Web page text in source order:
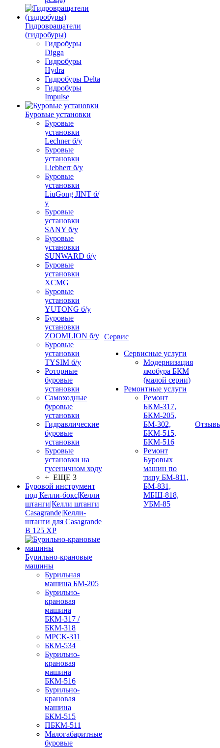
Гидровращатели
(гидробуры)
Гидробуры
Digga
Гидробуры
Hydra
Гидробуры Delta
Гидробуры
Impulse
Буровые установки
Буровые
установки
Lechner б/у
Буровые
установки
Liebherr б/у
Буровые
установки
LiuGong JINT б/
у
Буровые
установки
SANY б/у
Буровые
установки
SUNWARD б/у
Буровые
установки
XCMG
Буровые
установки
YUTONG б/у
Буровые
установки
ZOOMLION б/у
Буровые
установки
TYSIM б/у
Роторные
буровые
установки
Самоходные
буровые
установки
Гидравлические
буровые
установки
Буровые
установки на
гусеничном ходу
+ ЕЩЕ 3
Буровой инструмент
под Келли-бокс|Келли
штанги|Келли штанги
Casagrande|Келли-
штанги для Casagrande
B 125 XP
Бурильно-крановые
машины
Бурильная
машина БМ-205
Бурильно-
крановая
машина
БКМ-317 /
БКМ-318
МРСК-311
БКМ-534
Бурильно-
крановая
машина
БКМ-516
Бурильно-
крановая
машина
БКМ-515
ПБКМ-511
Малогабаритные
буровые
Сервис
Сервисные услуги
Модернизация
ямобура БКМ
(малой серии)
Ремонтные услуги
Ремонт
БКМ-317,
БКМ-205,
БМ-302,
БКМ-515,
БКМ-516
Ремонт
Буровых
машин по
типу БМ-811,
БМ-831,
МБШ-818,
УБМ-85